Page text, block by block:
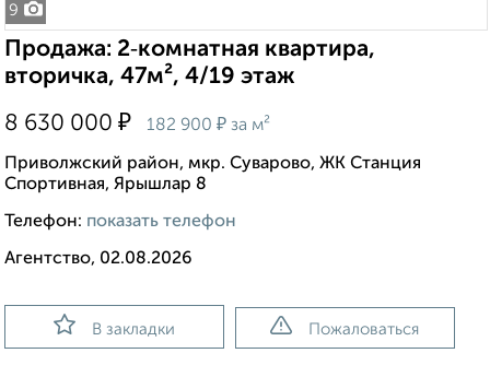
9
Продажа: 2‑комнатная квартира,
вторичка, 47м², 4/19 этаж
8 630 000 ₽ 182 900 ₽ за м²
Приволжский район, мкр. Суварово, ЖК Станция
Спортивная, Ярышлар 8
Телефон: показать телефон
Агентство, 02.08.2026
В закладки Пожаловаться